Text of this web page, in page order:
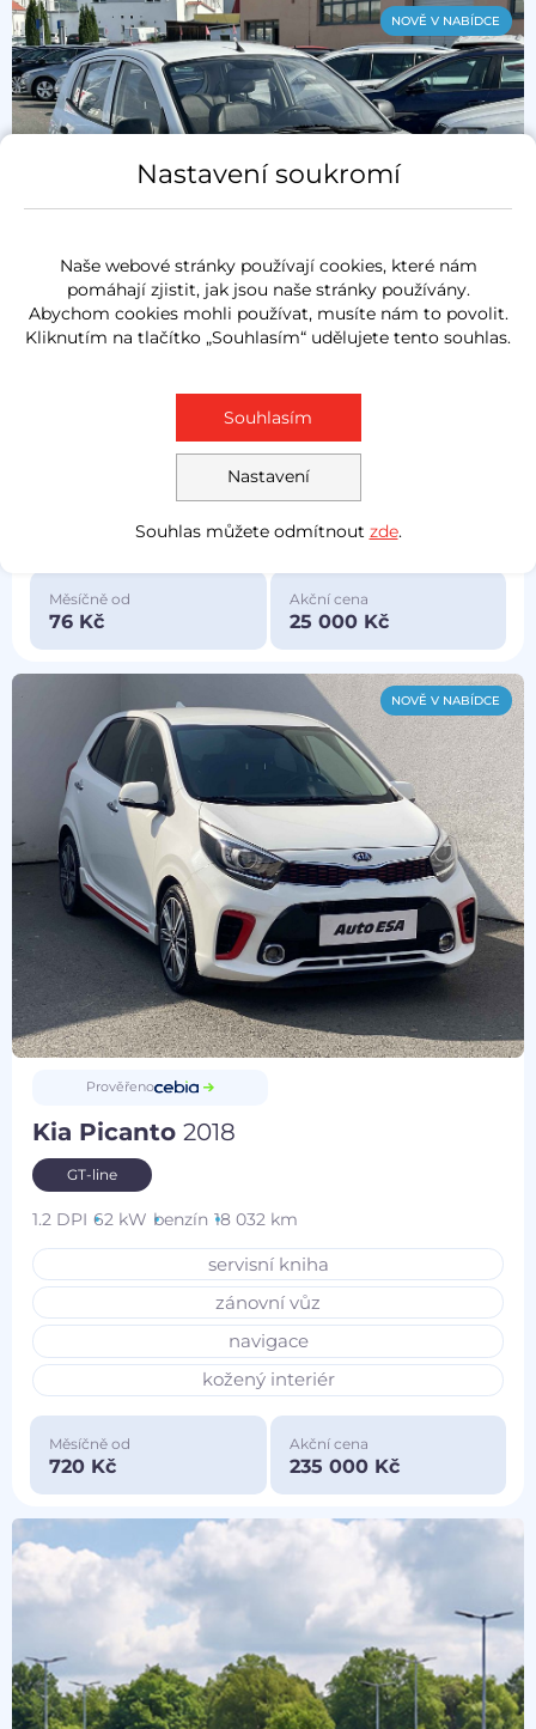
NOVĚ V NABÍDCE
Kia Picanto2010
koupeno nové v ČR
Měsíčně od
76 Kč
Akční cena
25 000 Kč
NOVĚ V NABÍDCE
Prověřeno
Kia Picanto2018
GT-line
1.2 DPI 62 kW benzín 18 032 km
servisní kniha
zánovní vůz
navigace
kožený interiér
Měsíčně od
720 Kč
Akční cena
235 000 Kč
Nastavení soukromí
Naše webové stránky používají cookies, které nám
pomáhají zjistit, jak jsou naše stránky používány.
Abychom cookies mohli používat, musíte nám to povolit.
Kliknutím na tlačítko „Souhlasím“ udělujete tento souhlas.
Nastavení
Souhlasím
Souhlas můžete odmítnout zde.